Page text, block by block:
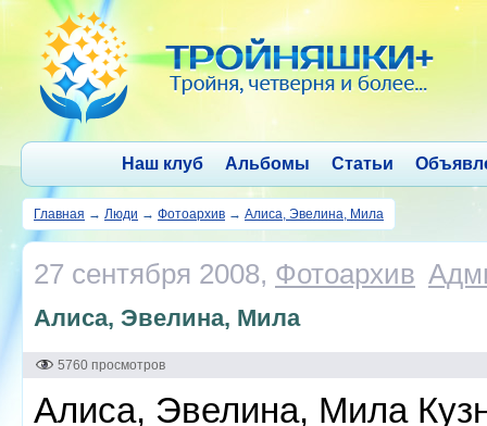
Наш клуб Альбомы Статьи
Главная → Люди → Фотоархив → Алиса, Эвелина, Мила
27 сентября 2008, Фотоархив
Алиса, Эвелина, Мила
5760 просмотров
Алиса, Эвелина, Мила